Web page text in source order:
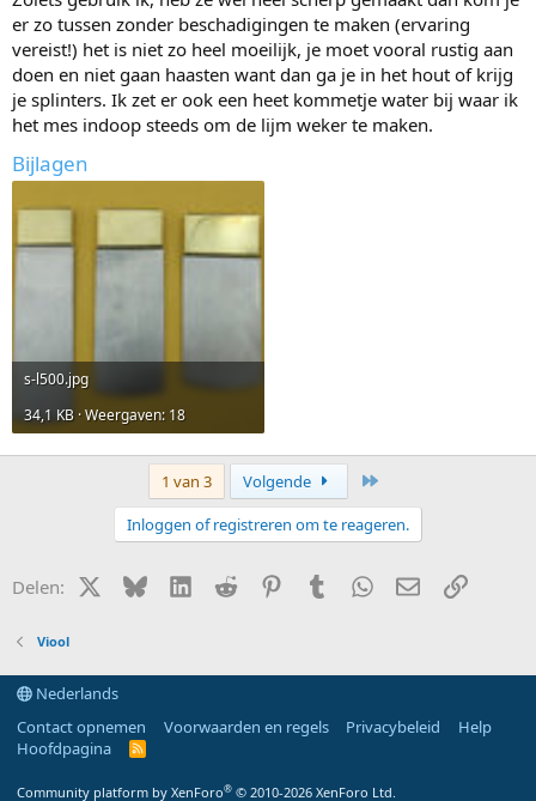
er zo tussen zonder beschadigingen te maken (ervaring
vereist!) het is niet zo heel moeilijk, je moet vooral rustig aan
doen en niet gaan haasten want dan ga je in het hout of krijg
je splinters. Ik zet er ook een heet kommetje water bij waar ik
het mes indoop steeds om de lijm weker te maken.
Bijlagen
s-l500.jpg
34,1 KB · Weergaven: 18
1 van 3 Volgende
Inloggen of registreren om te reageren.
Delen: X (Twitter)
BlueskyLinkedIn
Reddit PinterestTumblr WhatsApp
E-mailLink
Viool
Nederlands
Contact opnemen
Voorwaarden en regels Privacybeleid
Help
Hoofdpagina
R
Community platform by XenForo® © 2010-2026 XenForo Ltd.